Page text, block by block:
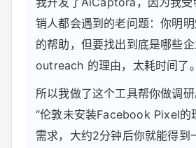
销人都会遇到的老问题：你明
的帮助，但要找出到底是哪些
outreach 的理由，太耗时间了。
所以我做了这个工具帮你做调
“伦敦未安装Facebook Pixel的
需求，大约2分钟后你就能得到